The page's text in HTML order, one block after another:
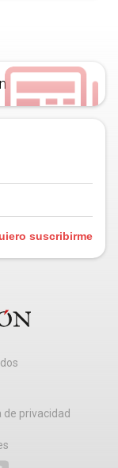
suscribirme
privacidad